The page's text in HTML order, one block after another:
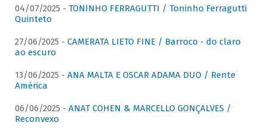
04/07/2025 - TONINHO FERRAGUTTI / Toninho Ferragutti
Quinteto
27/06/2025 - CAMERATA LIETO FINE / Barroco - do claro
ao escuro
13/06/2025 - ANA MALTA E OSCAR ADAMA DUO / Rente
América
06/06/2025 - ANAT COHEN & MARCELLO GONÇALVES /
Reconvexo